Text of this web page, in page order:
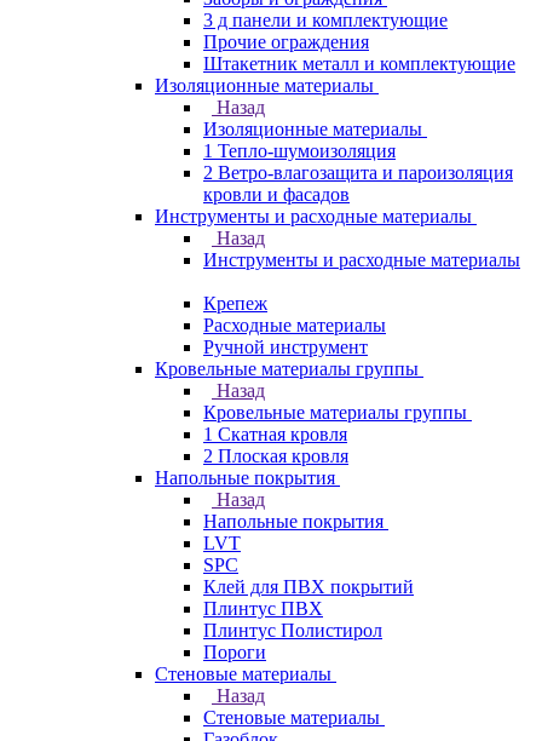
3 д панели и комплектующие
Прочие ограждения
Штакетник металл и комплектующие
Изоляционные материалы
Назад
Изоляционные материалы
1 Тепло-шумоизоляция
2 Ветро-влагозащита и пароизоляция
кровли и фасадов
Инструменты и расходные материалы
Назад
Инструменты и расходные материалы
Крепеж
Расходные материалы
Ручной инструмент
Кровельные материалы группы
Назад
Кровельные материалы группы
1 Скатная кровля
2 Плоская кровля
Напольные покрытия
Назад
Напольные покрытия
LVT
SPC
Клей для ПВХ покрытий
Плинтус ПВХ
Плинтус Полистирол
Пороги
Стеновые материалы
Назад
Стеновые материалы